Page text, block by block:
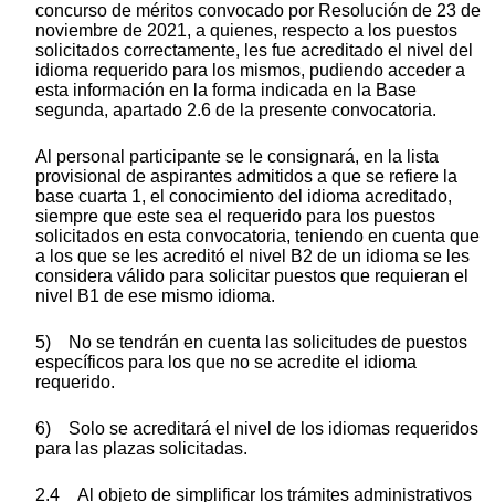
concurso de méritos convocado por Resolución de 23 de
noviembre de 2021, a quienes, respecto a los puestos
solicitados correctamente, les fue acreditado el nivel del
idioma requerido para los mismos, pudiendo acceder a
esta información en la forma indicada en la Base
segunda, apartado 2.6 de la presente convocatoria.
Al personal participante se le consignará, en la lista
provisional de aspirantes admitidos a que se refiere la
base cuarta 1, el conocimiento del idioma acreditado,
siempre que este sea el requerido para los puestos
solicitados en esta convocatoria, teniendo en cuenta que
a los que se les acreditó el nivel B2 de un idioma se les
considera válido para solicitar puestos que requieran el
nivel B1 de ese mismo idioma.
5) No se tendrán en cuenta las solicitudes de puestos
específicos para los que no se acredite el idioma
requerido.
6) Solo se acreditará el nivel de los idiomas requeridos
para las plazas solicitadas.
2.4 Al objeto de simplificar los trámites administrativos